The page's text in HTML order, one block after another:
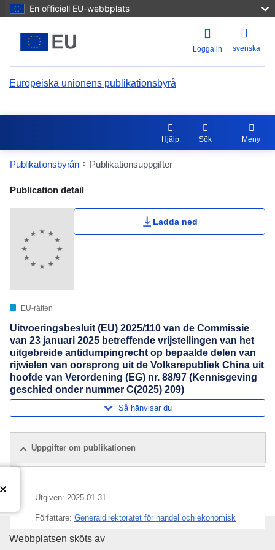
En officiell EU-webbplats
Logga in svenska
Europeiska unionens publikationsbyrå
Hjälp Sök Meny
Publikationsbyrån Publikationsuppgifter
Publication Detail Actions Portlet
Publication detail
EU-rätten
Ladda ned
Uitvoeringsbesluit (EU) 2025/110 van de Commissie
van 23 januari 2025 betreffende vrijstellingen van het
uitgebreide antidumpingrecht op bepaalde delen van
rijwielen van oorsprong uit de Volksrepubliek China uit
hoofde van Verordening (EG) nr. 88/97 (Kennisgeving
geschied onder nummer C(2025) 209)
Så hänvisar du
Uppgifter om publikationen
Utgiven: 2025-01-31
Författare: Generaldirektoratet för handel och ekonomisk
säkerhet
Europeiska kommissionen
Europeiska unionens
Webbplatsen sköts av